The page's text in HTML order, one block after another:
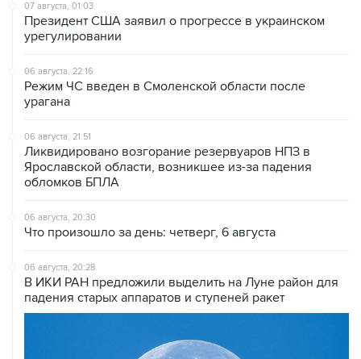
07 августа, 01:03
Президент США заявил о прогрессе в украинском
урегулировании
06 августа, 22:16
Режим ЧС введен в Смоленской области после
урагана
06 августа, 21:51
Ликвидировано возгорание резервуаров НПЗ в
Ярославской области, возникшее из-за падения
обломков БПЛА
06 августа, 20:30
Что произошло за день: четверг, 6 августа
06 августа, 20:28
В ИКИ РАН предложили выделить на Луне район для
падения старых аппаратов и ступеней ракет